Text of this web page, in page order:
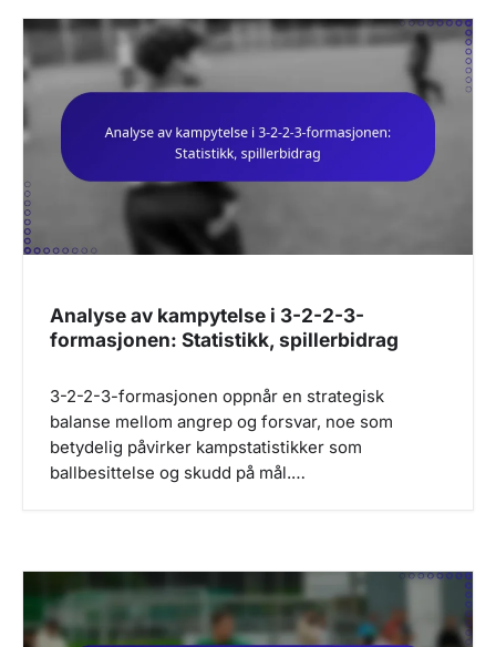
v
i
g
i
o
n
Analyse av kampytelse i 3-2-2-3-
formasjonen: Statistikk, spillerbidrag
3-2-2-3-formasjonen oppnår en strategisk
balanse mellom angrep og forsvar, noe som
betydelig påvirker kampstatistikker som
ballbesittelse og skudd på mål.…